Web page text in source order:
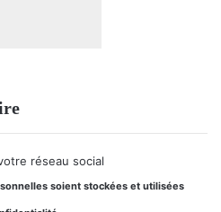
réseau social
soient stockées et utilisées